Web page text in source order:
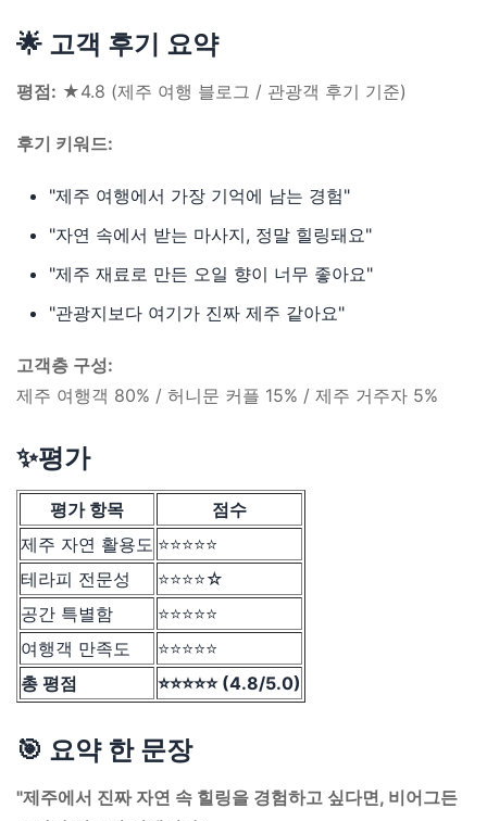
🌟 고객 후기 요약
평점: ★4.8 (제주 여행 블로그 / 관광객 후기 기준)
후기 키워드:
"제주 여행에서 가장 기억에 남는 경험"
"자연 속에서 받는 마사지, 정말 힐링돼요"
"제주 재료로 만든 오일 향이 너무 좋아요"
"관광지보다 여기가 진짜 제주 같아요"
고객층 구성:
제주 여행객 80% / 허니문 커플 15% / 제주 거주자 5%
✨평가
평가 항목
점수
제주 자연 활용도 ⭐️⭐️⭐️⭐️⭐️
테라피 전문성
⭐️⭐️⭐️⭐️☆
공간 특별함
⭐️⭐️⭐️⭐️⭐️
여행객 만족도
⭐️⭐️⭐️⭐️⭐️
총 평점
⭐️⭐️⭐️⭐️⭐️ (4.8/5.0)
🎯 요약 한 문장
"제주에서 진짜 자연 속 힐링을 경험하고 싶다면, 비어그든